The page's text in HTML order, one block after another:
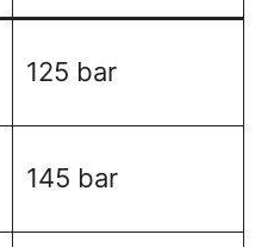
125 bar
145 bar